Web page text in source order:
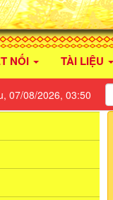
NỐI TÀI LIỆU
07/08/2026, 03:50